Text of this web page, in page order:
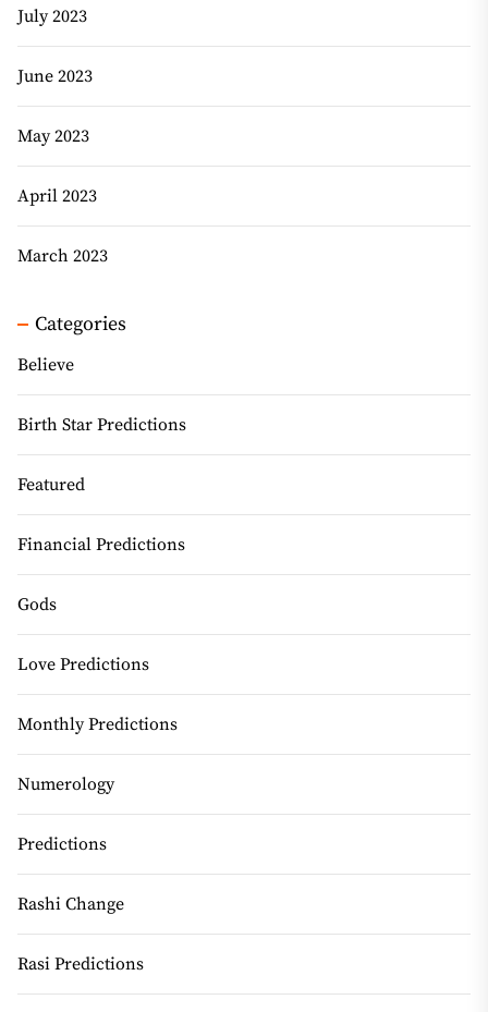
July 2023
June 2023
May 2023
April 2023
March 2023
Categories
Believe
Birth Star Predictions
Featured
Financial Predictions
Gods
Love Predictions
Monthly Predictions
Numerology
Predictions
Rashi Change
Rasi Predictions